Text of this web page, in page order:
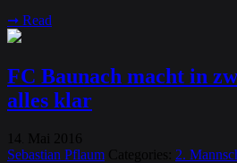
➞ Read
FC Baunach macht in
alles klar
14 Mai
2016
Sebastian Pflaum Categories: 2.